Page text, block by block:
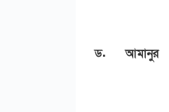
ড. আমানুর